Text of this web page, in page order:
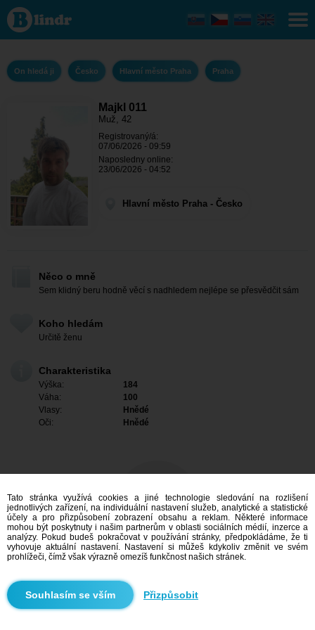
Majkl
011 -
On
hledá
Hlavní
město
Praha
On hledá ji Česko Hlavní město Praha Praha
Majkl 011
Muž, 42
Registrovaný/á:
07/06/2026 - 09:59
Naposledny online:
23/06/2026 - 04:52
Hlavní město Praha - Česko
Něco o mně
Sem klidný beru hodně věcí s nadhledem nejlépe se přesvědčit sám
Koho hledám
Určitě ženu
Charakteristika
Výška:
184
Váha:
100
Vlasy:
Hnědé
Oči:
Hnědé
Mám zájem
Vyhledávání
Tato stránka využívá cookies a jiné technologie sledování na rozlišení
jednotlivých zařízení, na individuální nastavení služeb, analytické a statistické
účely a pro přizpůsobení zobrazení obsahu a reklam. Některé informace
mohou být poskytnuty i našim partnerům v oblasti sociálních médií, inzerce a
analýzy. Pokud budeš pokračovat v používání stránky, předpokládáme, že ti
vyhovuje aktuální nastavení. Nastavení si můžeš kdykoliv změnit ve svém
prohlížeči, čímž však výrazně omezíš funkčnost našich stránek.
Přizpůsobit